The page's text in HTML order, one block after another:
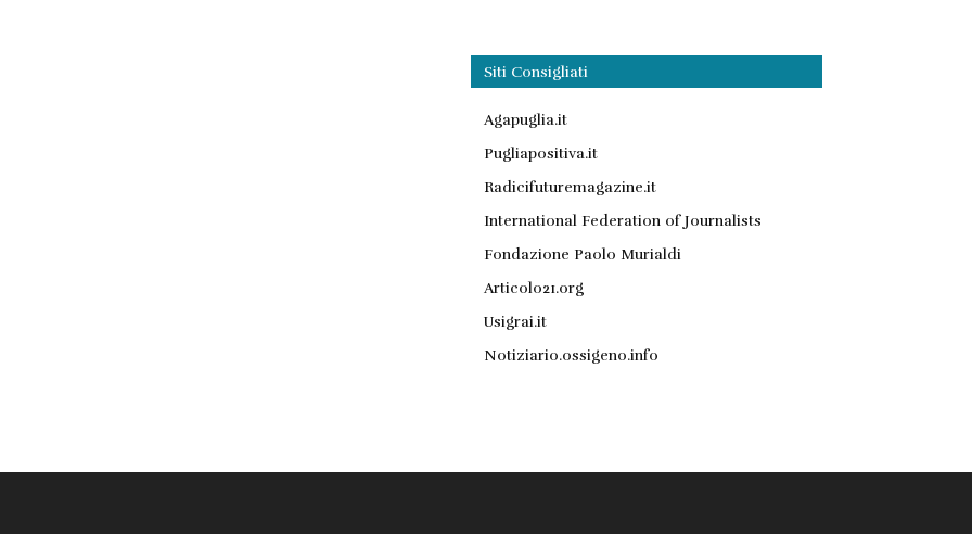
Siti Consigliati
Agapuglia.it
Pugliapositiva.it
Radicifuturemagazine.it
International Federation of Journalists
Fondazione Paolo Murialdi
Articolo21.org
Usigrai.it
Notiziario.ossigeno.info